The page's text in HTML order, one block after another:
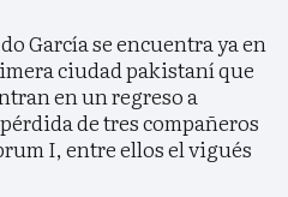
García se encuentra ya en
ciudad pakistaní que
en un regreso a
de tres compañeros
I, entre ellos el vigués